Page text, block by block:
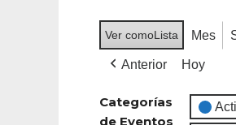
Ver comoLista Mes
Anterior Hoy
Categorías
de Eventos